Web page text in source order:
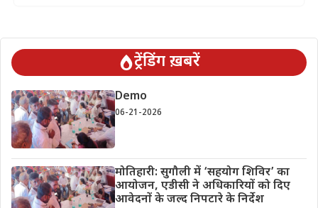
ट्रेंडिंग ख़बरें
Demo
06-21-2026
मोतिहारी: सुगौली में ‘सहयोग शिविर’ का
आयोजन, एडीसी ने अधिकारियों को दिए
आवेदनों के जल्द निपटारे के निर्देश